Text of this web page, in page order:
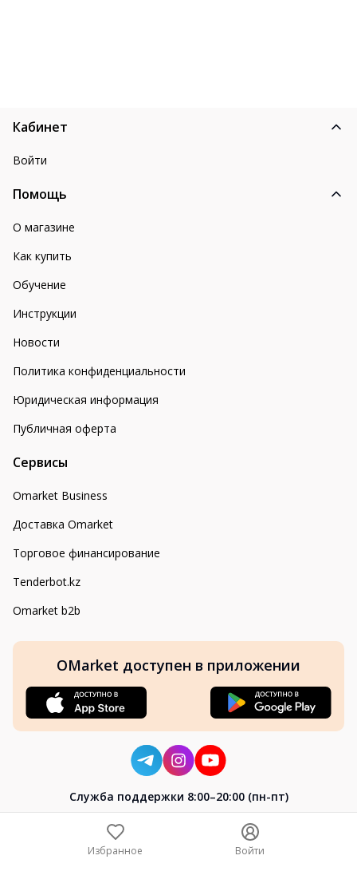
Кабинет
Войти
Помощь
О магазине
Как купить
Обучение
Инструкции
Новости
Политика конфиденциальности
Юридическая информация
Публичная оферта
Сервисы
Omarket Business
Доставка Omarket
Торговое финансирование
Tenderbot.kz
Omarket b2b
OMarket доступен в приложении
Cлужба поддержки 8:00–20:00 (пн-пт)
Избранное Войти